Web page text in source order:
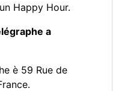
Happy Hour.
a
è 59 Rue de